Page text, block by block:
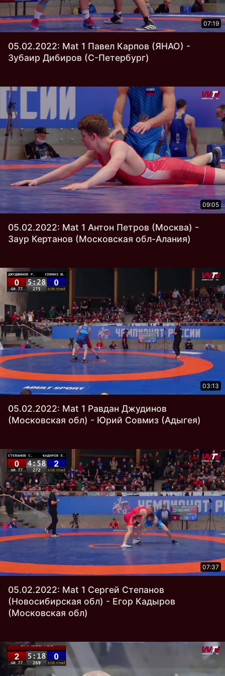
07:19
05.02.2022: Mat 1 Павел Карпов (ЯНАО) -
Зубаир Дибиров (С-Петербург)
09:05
05.02.2022: Mat 1 Антон Петров (Москва) -
Заур Кертанов (Московская обл-Алания)
03:13
05.02.2022: Mat 1 Равдан Джудинов
(Московская обл) - Юрий Совмиз (Адыгея)
07:37
05.02.2022: Mat 1 Сергей Степанов
(Новосибирская обл) - Егор Кадыров
(Московская обл)